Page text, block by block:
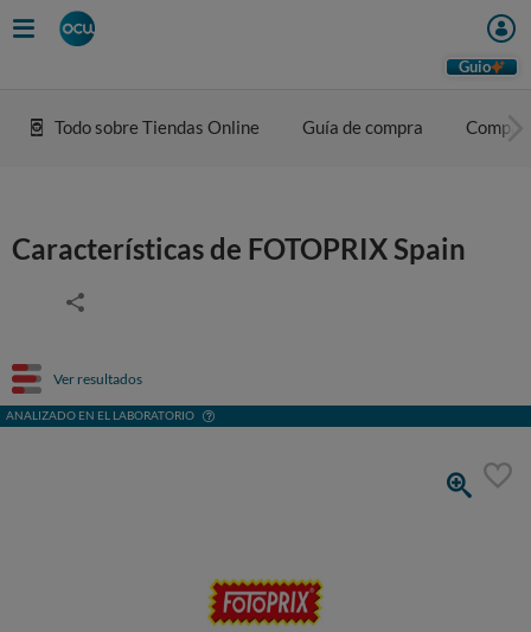
Guio
Todo sobre Tiendas Online Guía de compra
Características de FOTOPRIX Spain
Ver resultados
ANALIZADO EN EL LABORATORIO